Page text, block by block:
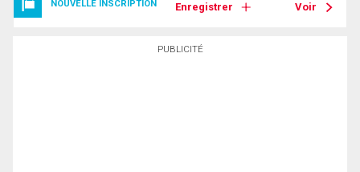
PUBLICITÉ
NOUVELLE INSCRIPTION Enregistrer Voir